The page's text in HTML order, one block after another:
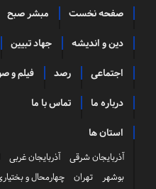
صفحه نخست مبشر صبح
دین و اندیشه جهاد تبیین
اجتماعی رصد فیلم و
درباره ما تماس با ما
استان ها
آذربایجان شرقی آذربایجان غربی
بوشهر
تهران چهارمحال و